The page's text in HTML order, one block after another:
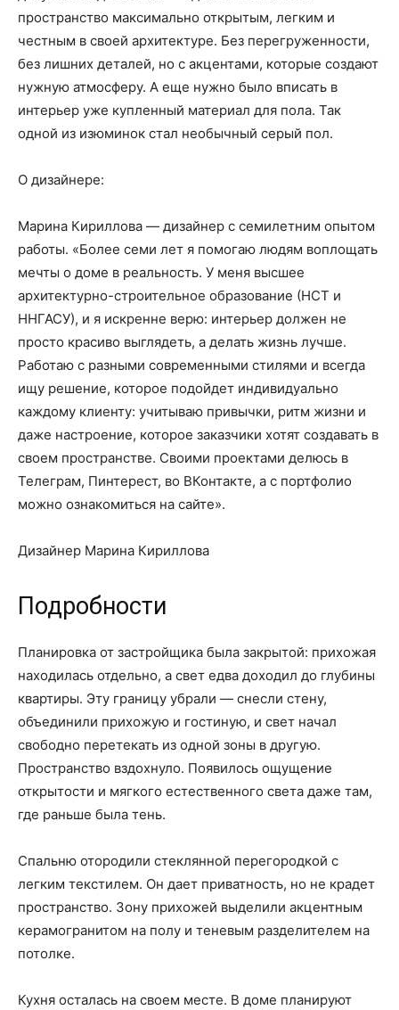
пространство максимально открытым, легким и
честным в своей архитектуре. Без перегруженности,
без лишних деталей, но с акцентами, которые создают
нужную атмосферу. А еще нужно было вписать в
интерьер уже купленный материал для пола. Так
одной из изюминок стал необычный серый пол.
О дизайнере:
Марина Кириллова — дизайнер с семилетним опытом
работы. «Более семи лет я помогаю людям воплощать
мечты о доме в реальность. У меня высшее
архитектурно-строительное образование (НСТ и
ННГАСУ), и я искренне верю: интерьер должен не
просто красиво выглядеть, а делать жизнь лучше.
Работаю с разными современными стилями и всегда
ищу решение, которое подойдет индивидуально
каждому клиенту: учитываю привычки, ритм жизни и
даже настроение, которое заказчики хотят создавать в
своем пространстве. Своими проектами делюсь в
Телеграм, Пинтерест, во ВКонтакте, а с портфолио
можно ознакомиться на сайте».
Дизайнер Марина Кириллова
Подробности
Планировка от застройщика была закрытой: прихожая
находилась отдельно, а свет едва доходил до глубины
квартиры. Эту границу убрали — снесли стену,
объединили прихожую и гостиную, и свет начал
свободно перетекать из одной зоны в другую.
Пространство вздохнуло. Появилось ощущение
открытости и мягкого естественного света даже там,
где раньше была тень.
Спальню отородили стеклянной перегородкой с
легким текстилем. Он дает приватность, но не крадет
пространство. Зону прихожей выделили акцентным
керамогранитом на полу и теневым разделителем на
потолке.
Кухня осталась на своем месте. В доме планируют